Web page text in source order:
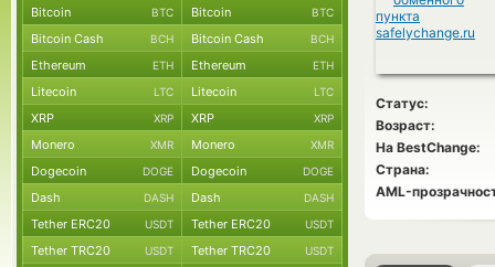
Статус:
Возраст:
На BestChange:
Страна:
AML-
Bitcoin BTC Bitcoin BTC
Bitcoin Cash BCH Bitcoin Cash BCH
Ethereum ETH Ethereum ETH
Litecoin LTC Litecoin LTC
XRP XRP XRP XRP
Monero XMR Monero XMR
Dogecoin DOGE Dogecoin DOGE
Dash DASH Dash DASH
Tether ERC20 USDT Tether ERC20 USDT
Tether TRC20 USDT Tether TRC20 USDT